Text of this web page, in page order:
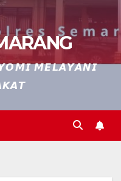
𝙈𝙀𝙇𝘼𝙔𝘼𝙉𝙄